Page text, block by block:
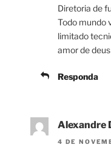
Diretoria de
Todo mundo
limitado
amor de deus
Responda
Alexandre
4 DE